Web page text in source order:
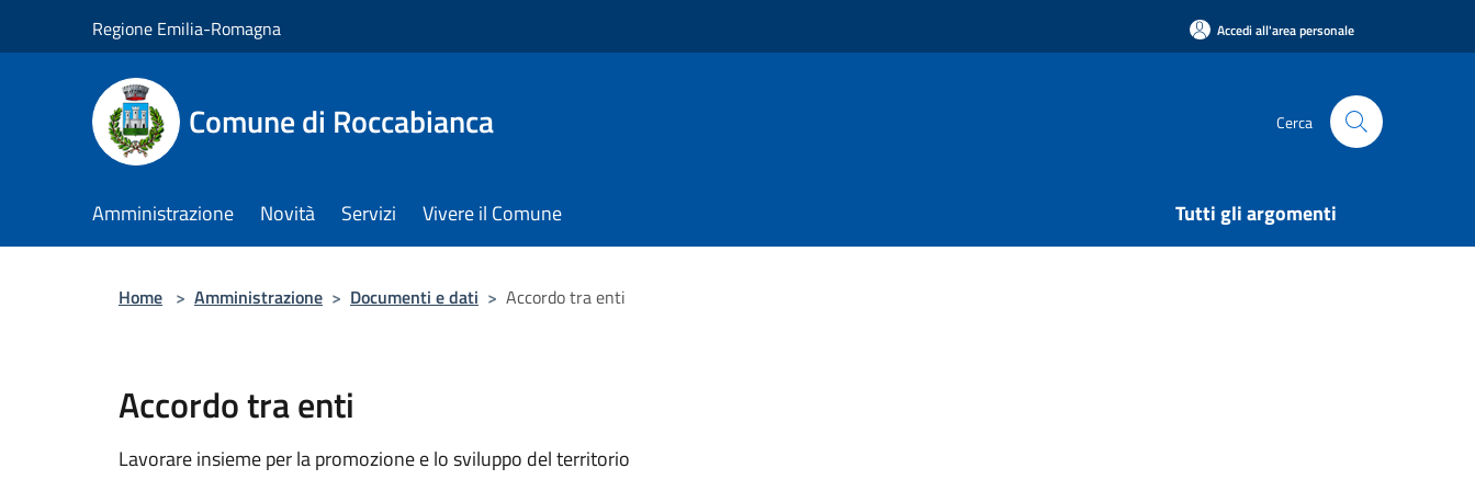
Regione Emilia-Romagna Accedi all'area personale
Comune di Roccabianca Cerca
Amministrazione Novità Servizi Vivere il Comune Tutti gli argomenti
Home > Amministrazione > Documenti e dati > Accordo tra enti
Accordo tra enti
Lavorare insieme per la promozione e lo sviluppo del territorio